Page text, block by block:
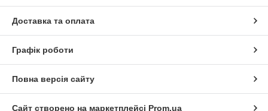
Доставка та оплата
Графік роботи
Повна версія сайту
Сайт створено на маркетплейсі Prom.ua